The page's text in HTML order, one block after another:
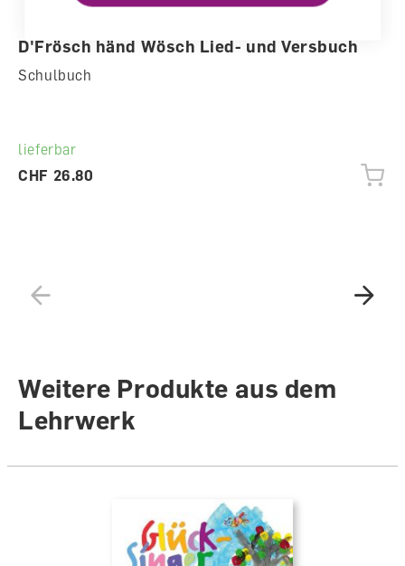
D'Frösch händ Wösch Lied- und Versbuch
Schulbuch
lieferbar
CHF 26.80
Weitere Produkte aus dem
Lehrwerk